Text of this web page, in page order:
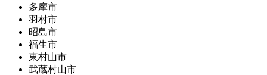
多摩市
羽村市
昭島市
福生市
東村山市
武蔵村山市